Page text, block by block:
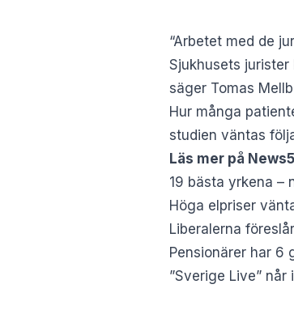
“Arbetet med de
Sjukhusets
säger Tomas
Hur många
studien väntas
Läs mer på
19 bästa yrkena –
Höga elpriser
Liberalerna
Pensionärer har 6
”Sverige Live” når